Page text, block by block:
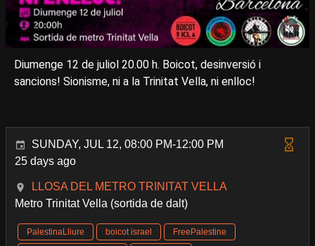
Diumenge 12 de juliol 20.00 h. Boicot, desinversió i
sancions! Sionisme, ni a la Trinitat Vella, ni enlloc!
SUNDAY, JUL 12, 08:00 PM-12:00 PM
25 days ago
LLOSA DEL METRO TRINITAT VELLA
Metro Trinitat Vella (sortida de dalt)
PalestinaLliure boicot israel
FreePalestine